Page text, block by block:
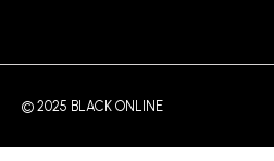
© 2025 BLACK ONLINE